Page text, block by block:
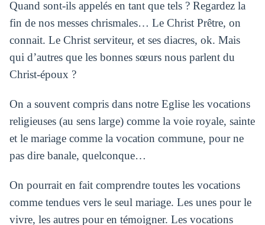
Quand sont-ils appelés en tant que tels ? Regardez la
fin de nos messes chrismales… Le Christ Prêtre, on
connait. Le Christ serviteur, et ses diacres, ok. Mais
qui d’autres que les bonnes sœurs nous parlent du
Christ-époux ?
On a souvent compris dans notre Eglise les vocations
religieuses (au sens large) comme la voie royale, sainte
et le mariage comme la vocation commune, pour ne
pas dire banale, quelconque…
On pourrait en fait comprendre toutes les vocations
comme tendues vers le seul mariage. Les unes pour le
vivre, les autres pour en témoigner. Les vocations